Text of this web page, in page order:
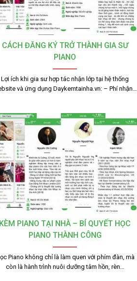
CÁCH ĐĂNG KÝ TRỞ THÀNH GIA SƯ
PIANO
Lợi ích khi gia sư hợp tác nhận lớp tại hệ thống
và ứng dụng Daykemtainha.vn: – Phí nhận…
KÈM PIANO TẠI NHÀ – BÍ QUYẾT HỌC
PIANO THÀNH CÔNG
Piano không chỉ là làm quen với phím đàn, mà
còn là hành trình nuôi dưỡng tâm hồn, rèn…